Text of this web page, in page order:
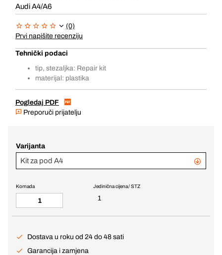
Audi A4/A6
(0)
Prvi napišite recenziju
Tehnički podaci
tip, stezaljka: Repair kit
materijal: plastika
Pogledaj PDF
Preporuči prijatelju
Varijanta
Kit za pod A4
Jedinična cijena / STZ
1
Komada
Dostava u roku od 24 do 48 sati
Garancija i zamjena